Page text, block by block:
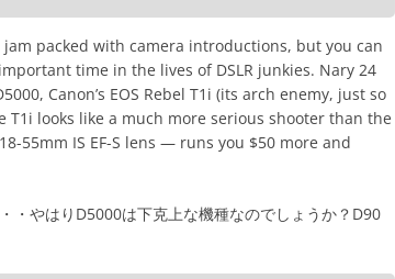
packed with camera introductions, but you can
time in the lives of DSLR junkies. Nary 24
Canon’s EOS Rebel T1i (its arch enemy, just so
looks like a much more serious shooter than the
55mm IS EF-S lens — runs you $50 more and
・やはりD5000は下克上な機種なのでしょうか？D90